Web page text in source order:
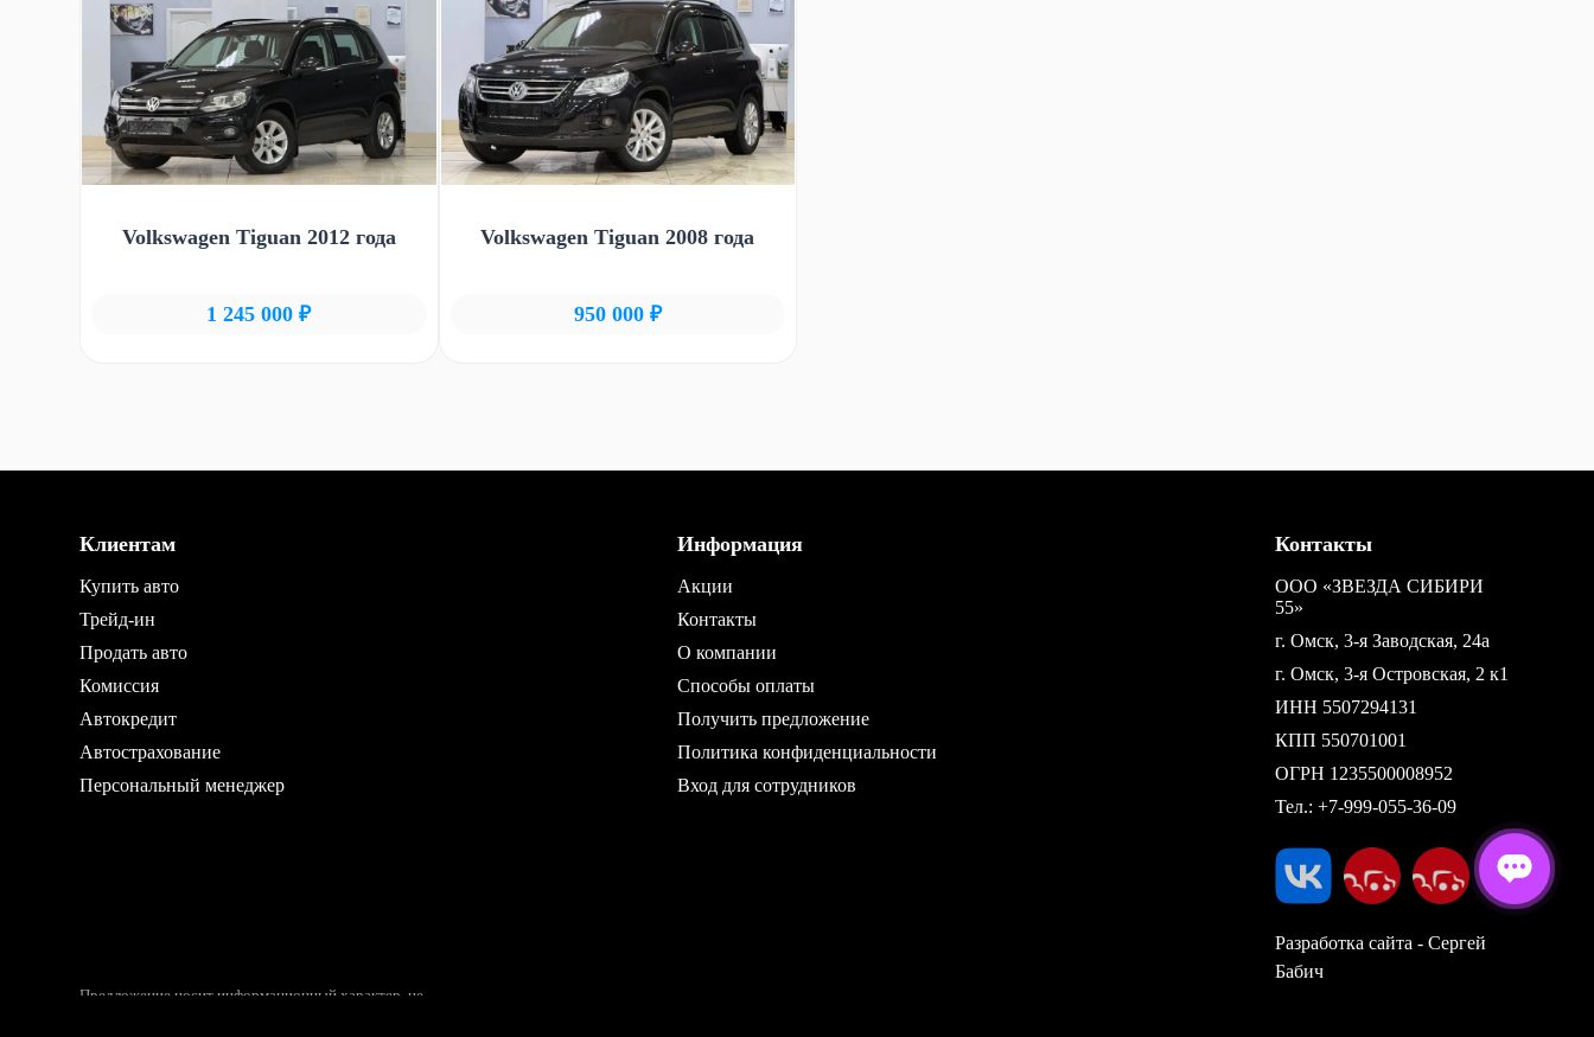
Volkswagen Tiguan 2012 года
1 245 000 ₽
Volkswagen Tiguan 2008 года
950 000 ₽
Клиентам
Купить авто
Трейд-ин
Продать авто
Комиссия
Автокредит
Автострахование
Персональный менеджер
Информация
Акции
Контакты
О компании
Способы оплаты
Получить предложение
Политика конфиденциальности
Вход для сотрудников
Контакты
ООО «ЗВЕЗДА СИБИРИ
55»
г. Омск, 3-я Заводская, 24а
г. Омск, 3-я Островская, 2 к1
ИНН 5507294131
КПП 550701001
ОГРН 1235500008952
Тел.:+7-999-055-36-09
Разработка сайта - Сергей
Бабич
Предложение носит информационный характер, не